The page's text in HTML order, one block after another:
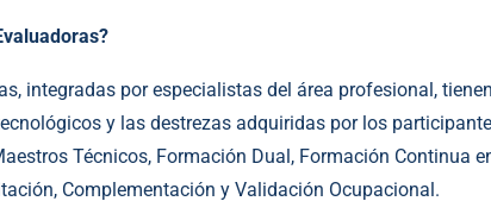
integradas por especialistas del área profesional,
y las destrezas adquiridas por los
Técnicos, Formación Dual, Formación Continua
Complementación y Validación Ocupacional.